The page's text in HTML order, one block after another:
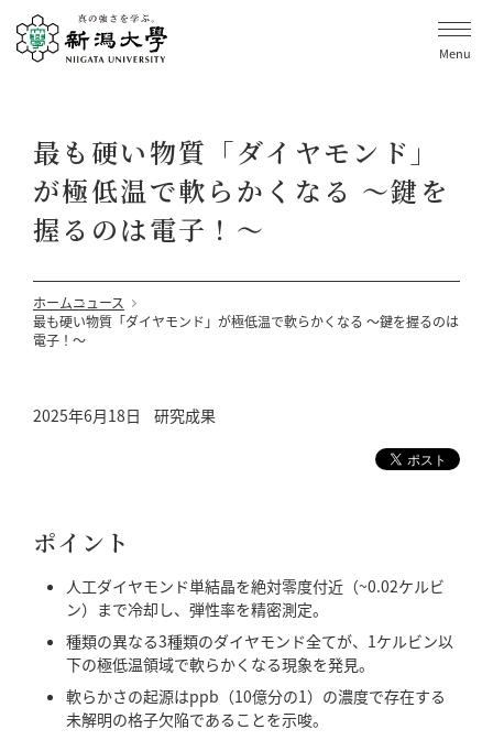
Menu
最も硬い物質「ダイヤモンド」
が極低温で軟らかくなる ～鍵を
握るのは電子！〜
ホームニュース
最も硬い物質「ダイヤモンド」が極低温で軟らかくなる ～鍵を握るのは
電子！〜
2025年6月18日 研究成果
ポイント
人工ダイヤモンド単結晶を絶対零度付近（~0.02ケルビ
ン）まで冷却し、弾性率を精密測定。
種類の異なる3種類のダイヤモンド全てが、1ケルビン以
下の極低温領域で軟らかくなる現象を発見。
軟らかさの起源はppb（10億分の1）の濃度で存在する
未解明の格子欠陥であることを示唆。